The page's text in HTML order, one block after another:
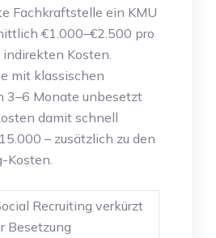
Fachkraftstelle ein KMU
€1.000–€2.500 pro
Kosten.
mit klassischen
3–6 Monate unbesetzt
damit schnell
– zusätzlich zu den
Kosten.
Recruiting verkürzt
Besetzung